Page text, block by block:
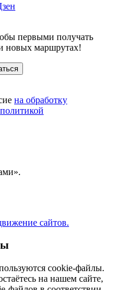
первыми получать
новых маршрутах!
на обработку
политикой
сайтов.
cookie-файлы.
на нашем сайте,